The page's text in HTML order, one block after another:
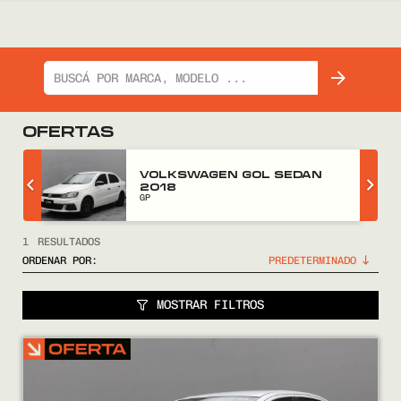
OFERTAS
VOLKSWAGEN GOL SEDAN
2018
GP
1
RESULTADOS
ORDENAR POR:
MOSTRAR FILTROS